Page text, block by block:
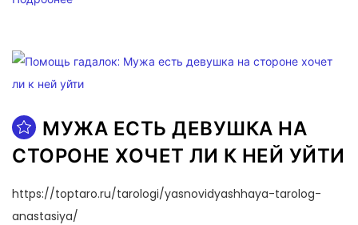
МУЖА ЕСТЬ ДЕВУШКА НА
СТОРОНЕ ХОЧЕТ ЛИ К НЕЙ УЙТИ
https://toptaro.ru/tarologi/yasnovidyashhaya-tarolog-
anastasiya/